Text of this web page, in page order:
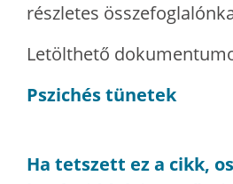
részletes
Letölthető
Pszichés tünetek
Ha tetszett ez a cikk,